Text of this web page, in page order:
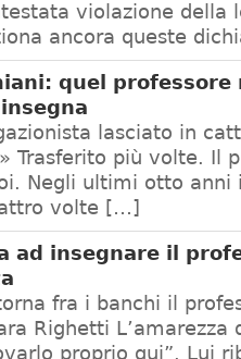
violazione della
ancora queste
quel professore
lasciato in
Trasferito più volte. Il
Negli ultimi otto anni
volte […]
ad insegnare il
fra i banchi il
Righetti L’amarezza
proprio qui”. Lui